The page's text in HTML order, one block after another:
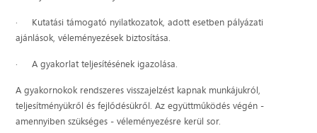
· Kutatási támogató nyilatkozatok, adott esetben pályázati
ajánlások, véleményezések biztosítása.
· A gyakorlat teljesítésének igazolása.
A gyakornokok rendszeres visszajelzést kapnak munkájukról,
teljesítményükről és fejlődésükről. Az együttműködés végén -
amennyiben szükséges - véleményezésre kerül sor.